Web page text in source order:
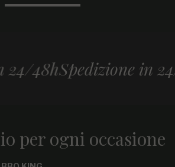
Spedizione in 24/48h
per ogni occasione